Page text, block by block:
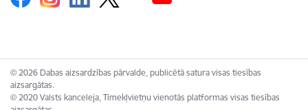
© 2026 Dabas aizsardzības pārvalde, publicētā satura visas tiesības
aizsargātas.
© 2020 Valsts kanceleja, Tīmekļvietņu vienotās platformas visas tiesības